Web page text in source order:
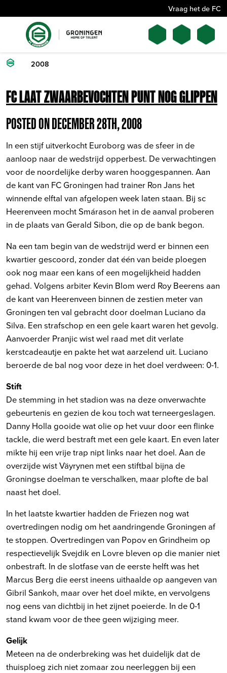
Vraag het de FC
2008
FC LAAT ZWAARBEVOCHTEN PUNT NOG GLIPPEN
POSTED ON DECEMBER 28TH, 2008
In een stijf uitverkocht Euroborg was de sfeer in de
aanloop naar de wedstrijd opperbest. De verwachtingen
voor de noordelijke derby waren hooggespannen. Aan
de kant van FC Groningen had trainer Ron Jans het
winnende elftal van afgelopen week laten staan. Bij sc
Heerenveen mocht Smárason het in de aanval proberen
in de plaats van Gerald Sibon, die op de bank begon.
Na een tam begin van de wedstrijd werd er binnen een
kwartier gescoord, zonder dat één van beide ploegen
ook nog maar een kans of een mogelijkheid hadden
gehad. Volgens arbiter Kevin Blom werd Roy Beerens aan
de kant van Heerenveen binnen de zestien meter van
Groningen ten val gebracht door doelman Luciano da
Silva. Een strafschop en een gele kaart waren het gevolg.
Aanvoerder Pranjic wist wel raad met dit verlate
kerstcadeautje en pakte het wat aarzelend uit. Luciano
beroerde de bal nog voor deze in het doel verdween: 0-1.
Stift
De stemming in het stadion was na deze onverwachte
gebeurtenis en gezien de kou toch wat terneergeslagen.
Danny Holla gooide wat olie op het vuur door een flinke
tackle, die werd bestraft met een gele kaart. En even later
mikte hij een vrije trap nipt links naar het doel. Aan de
overzijde wist Väyrynen met een stiftbal bijna de
Groningse doelman te verschalken, maar plofte de bal
naast het doel.
In het laatste kwartier hadden de Friezen nog wat
overtredingen nodig om het aandringende Groningen af
te stoppen. Overtredingen van Popov en Grindheim op
respectievelijk Svejdik en Lovre bleven op die manier niet
onbestraft. In de slotfase van de eerste helft was het
Marcus Berg die eerst ineens uithaalde op aangeven van
Gibril Sankoh, maar over het doel mikte, en vervolgens
nog eens van dichtbij in het zijnet poeierde. In de 0-1
stand kwam voor de thee geen wijziging meer.
Gelijk
Meteen na de onderbreking was het duidelijk dat de
thuisploeg zich niet zomaar zou neerleggen bij een